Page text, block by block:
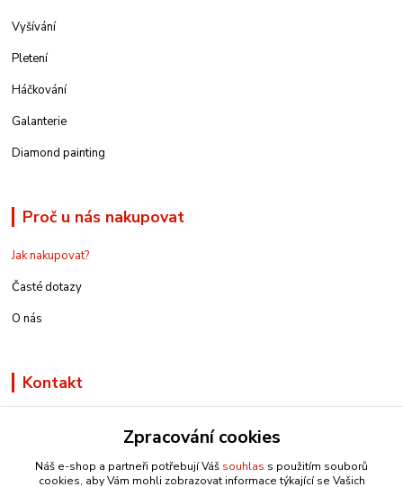
Vyšívání
Pletení
Háčkování
Galanterie
Diamond painting
Proč u nás nakupovat
Jak nakupovat?
Časté dotazy
O nás
Kontakt
info@e-rucniprace.cz
Zpracování cookies
Náš e-shop a partneři potřebují Váš souhlas s použitím souborů
cookies, aby Vám mohli zobrazovat informace týkající se Vašich